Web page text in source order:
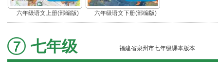
六年级语文上册(部编版) 六年级语文下册(部编版)
七年级 福建省泉州市七年级课本版本